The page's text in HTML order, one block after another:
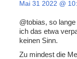
Mai 31 2022 @
@tobias, so
ich das etwa
keinen Sinn.
Zu mindest die